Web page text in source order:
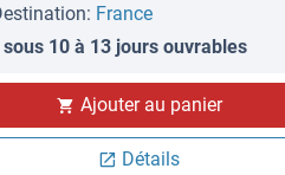
France
sous 10 à 13 jours ouvrables
Ajouter au panier
Détails